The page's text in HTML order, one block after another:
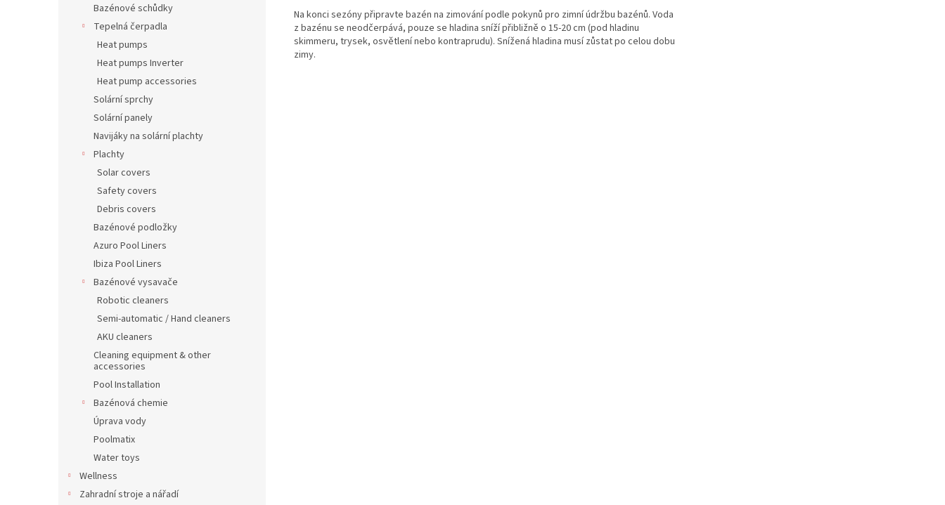
Bazénové schůdky
Tepelná čerpadla
Heat pumps
Heat pumps Inverter
Heat pump accessories
Solární sprchy
Solární panely
Navijáky na solární plachty
Plachty
Solar covers
Safety covers
Debris covers
Bazénové podložky
Azuro Pool Liners
Ibiza Pool Liners
Bazénové vysavače
Robotic cleaners
Semi-automatic / Hand cleaners
AKU cleaners
Cleaning equipment & other
accessories
Pool Installation
Bazénová chemie
Úprava vody
Poolmatix
Water toys
Wellness
Zahradní stroje a nářadí
Na konci sezóny připravte bazén na zimování podle pokynů pro zimní údržbu bazénů. Voda
z bazénu se neodčerpává, pouze se hladina sníží přibližně o 15-20 cm (pod hladinu
skimmeru, trysek, osvětlení nebo kontraprudu). Snížená hladina musí zůstat po celou dobu
zimy.